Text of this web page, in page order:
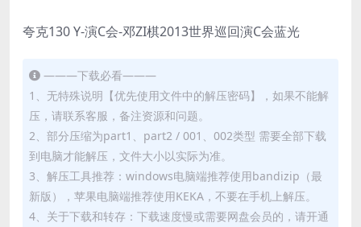
夸克130 Y-演C会-邓ZI棋2013世界巡回演C会蓝光
———下载必看———
1、无特殊说明【优先使用文件中的解压密码】，如果不能解
压，请联系客服，备注资源和问题。
2、部分压缩为part1、part2 / 001、002类型 需要全部下载
到电脑才能解压，文件大小以实际为准。
3、解压工具推荐：windows电脑端推荐使用bandizip（最
新版），苹果电脑端推荐使用KEKA，不要在手机上解压。
4、关于下载和转存：下载速度慢或需要网盘会员的，请开通